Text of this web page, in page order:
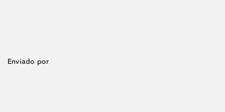
Enviado por